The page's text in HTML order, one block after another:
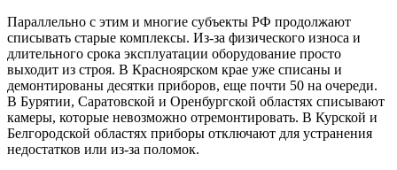
Параллельно с этим и многие субъекты РФ продолжают
списывать старые комплексы. Из-за физического износа и
длительного срока эксплуатации оборудование просто
выходит из строя. В Красноярском крае уже списаны и
демонтированы десятки приборов, еще почти 50 на очереди.
В Бурятии, Саратовской и Оренбургской областях списывают
камеры, которые невозможно отремонтировать. В Курской и
Белгородской областях приборы отключают для устранения
недостатков или из-за поломок.